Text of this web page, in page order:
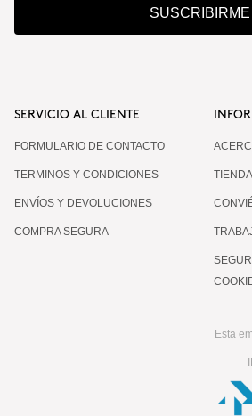
SUSCRIBIRME
SERVICIO AL CLIENTE
FORMULARIO DE CONTACTO
TERMINOS Y CONDICIONES
ENVÍOS Y DEVOLUCIONES
COMPRA SEGURA
Esta